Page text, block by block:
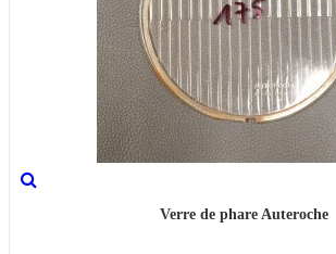
Verre de phare Auteroche